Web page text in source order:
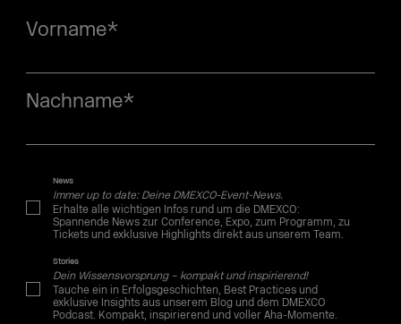
Vorname*
Nachname*
News
Immer up to date: Deine DMEXCO-Event-News.
Erhalte alle wichtigen Infos rund um die DMEXCO:
Spannende News zur Conference, Expo, zum Programm, zu
Tickets und exklusive Highlights direkt aus unserem Team.
Stories
Dein Wissensvorsprung – kompakt und inspirierend!
Tauche ein in Erfolgsgeschichten, Best Practices und
exklusive Insights aus unserem Blog und dem DMEXCO
Podcast. Kompakt, inspirierend und voller Aha-Momente.